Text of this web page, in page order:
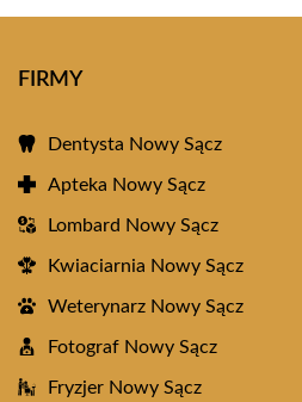
FIRMY
Dentysta Nowy Sącz
Apteka Nowy Sącz
Lombard Nowy Sącz
Kwiaciarnia Nowy Sącz
Weterynarz Nowy Sącz
Fotograf Nowy Sącz
Fryzjer Nowy Sącz